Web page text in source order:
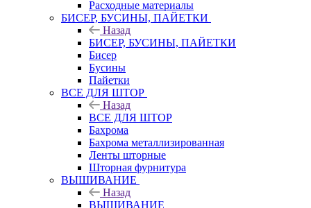
Расходные материалы
БИСЕР, БУСИНЫ, ПАЙЕТКИ
Назад
БИСЕР, БУСИНЫ, ПАЙЕТКИ
Бисер
Бусины
Пайетки
ВСЕ ДЛЯ ШТОР
Назад
ВСЕ ДЛЯ ШТОР
Бахрома
Бахрома металлизированная
Ленты шторные
Шторная фурнитура
ВЫШИВАНИЕ
Назад
ВЫШИВАНИЕ